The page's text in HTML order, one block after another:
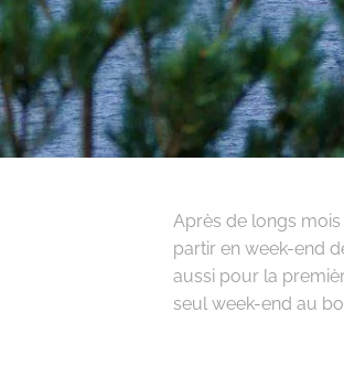
Après de longs
partir en week-end
aussi pour la
seul week-end au